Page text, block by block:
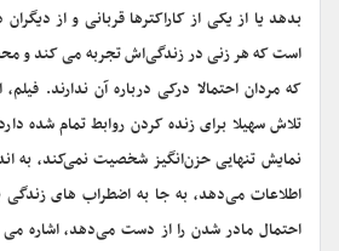
بدهد یا از یکی از کاراکترها قربانی و از دیگران
است که هر زنی در زندگی‌اش تجربه می کند و
که مردان احتمالا درکی درباره آن ندارند.
تلاش سهیلا برای زنده کردن روابط تمام شده
نمایش تنهایی حزن‌انگیز شخصیت نمی‌کند، به
اطلاعات می‌دهد، به جا به اضطراب های
احتمال مادر شدن را از دست می‌دهد، اشاره